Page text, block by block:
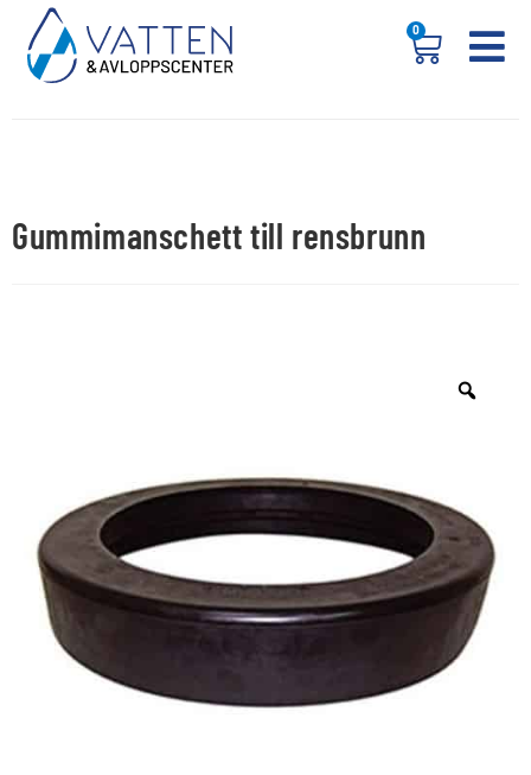
0
Gummimanschett till rensbrunn